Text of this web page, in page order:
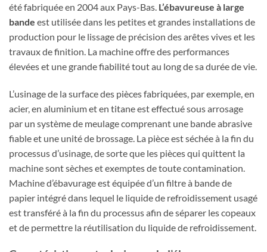
été fabriquée en 2004 aux Pays-Bas. L’ébavureuse à large
bande est utilisée dans les petites et grandes installations de
production pour le lissage de précision des arêtes vives et les
travaux de finition. La machine offre des performances
élevées et une grande fiabilité tout au long de sa durée de vie.
L’usinage de la surface des pièces fabriquées, par exemple, en
acier, en aluminium et en titane est effectué sous arrosage
par un système de meulage comprenant une bande abrasive
fiable et une unité de brossage. La pièce est séchée à la fin du
processus d’usinage, de sorte que les pièces qui quittent la
machine sont sèches et exemptes de toute contamination.
Machine d’ébavurage est équipée d’un filtre à bande de
papier intégré dans lequel le liquide de refroidissement usagé
est transféré à la fin du processus afin de séparer les copeaux
et de permettre la réutilisation du liquide de refroidissement.